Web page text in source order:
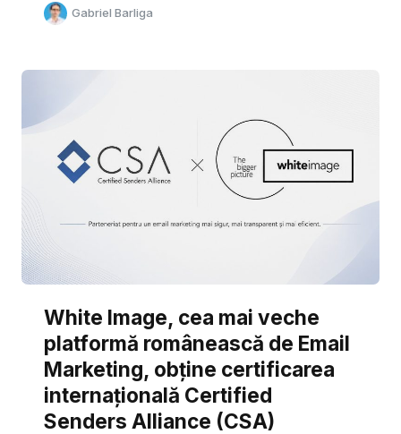
Gabriel Barliga
White Image, cea mai veche
platformă românească de Email
Marketing, obține certificarea
internațională Certified
Senders Alliance (CSA)